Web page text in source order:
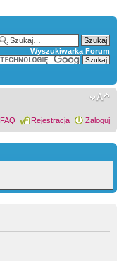
Wyszukiwarka Forum
FAQ Rejestracja Zaloguj